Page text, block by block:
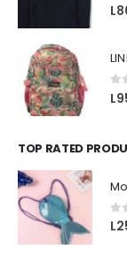
0
L
0
L
TOP RATED
0
L